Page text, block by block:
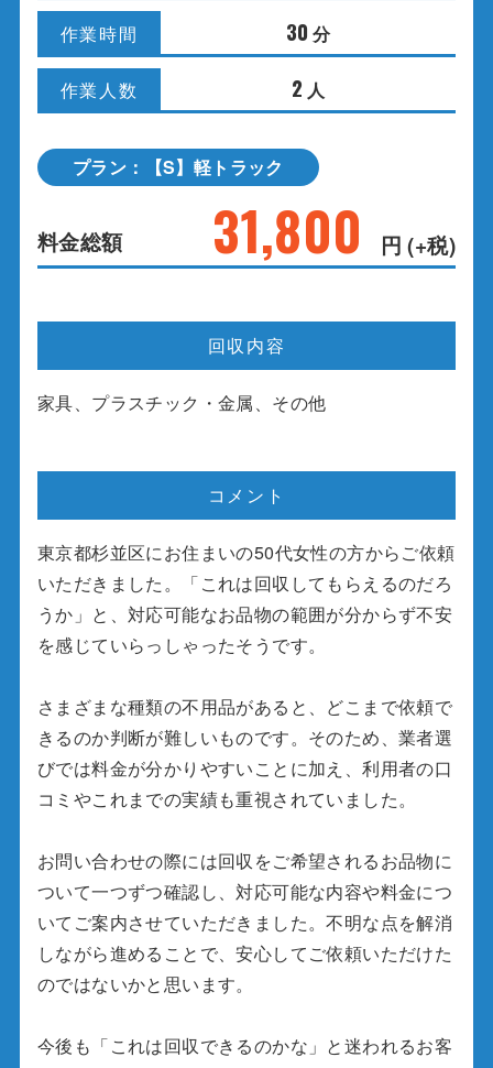
作業時間 30 分
作業人数 2 人
プラン：【S】軽トラック
料金総額 31,800 円 (+税)
回収内容
家具、プラスチック・金属、その他
コメント
東京都杉並区にお住まいの50代女性の方からご依頼
いただきました。「これは回収してもらえるのだろ
うか」と、対応可能なお品物の範囲が分からず不安
を感じていらっしゃったそうです。
さまざまな種類の不用品があると、どこまで依頼で
きるのか判断が難しいものです。そのため、業者選
びでは料金が分かりやすいことに加え、利用者の口
コミやこれまでの実績も重視されていました。
お問い合わせの際には回収をご希望されるお品物に
ついて一つずつ確認し、対応可能な内容や料金につ
いてご案内させていただきました。不明な点を解消
しながら進めることで、安心してご依頼いただけた
のではないかと思います。
今後も「これは回収できるのかな」と迷われるお客